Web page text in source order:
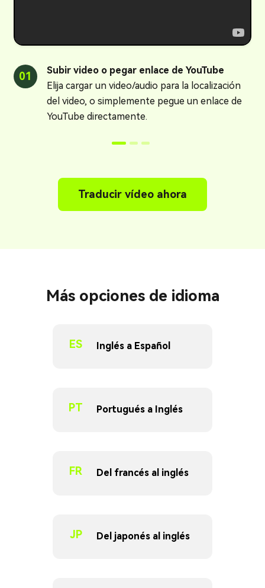
01
Subir video o pegar enlace de YouTube
Elija cargar un video/audio para la localización
del video, o simplemente pegue un enlace de
YouTube directamente.
Traducir vídeo ahora
Más opciones de idioma
ES Inglés a Español
PT Portugués a Inglés
FR Del francés al inglés
JP Del japonés al inglés